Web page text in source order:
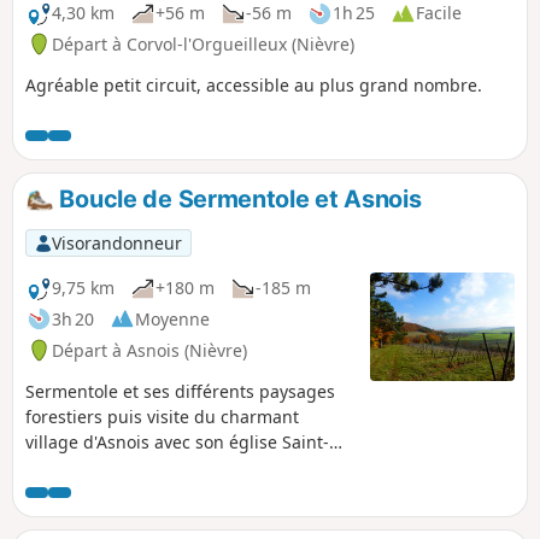
4,30 km
+56 m -56 m 1h 25
Facile
Départ à Corvol-l'Orgueilleux (Nièvre)
Agréable petit circuit, accessible au plus grand nombre.
Boucle de Sermentole et Asnois
Visorandonneur
9,75 km
+180 m
-185 m
3h 20
Moyenne
Départ à Asnois (Nièvre)
Sermentole et ses différents paysages
forestiers puis visite du charmant
village d'Asnois avec son église Saint-
baignade.